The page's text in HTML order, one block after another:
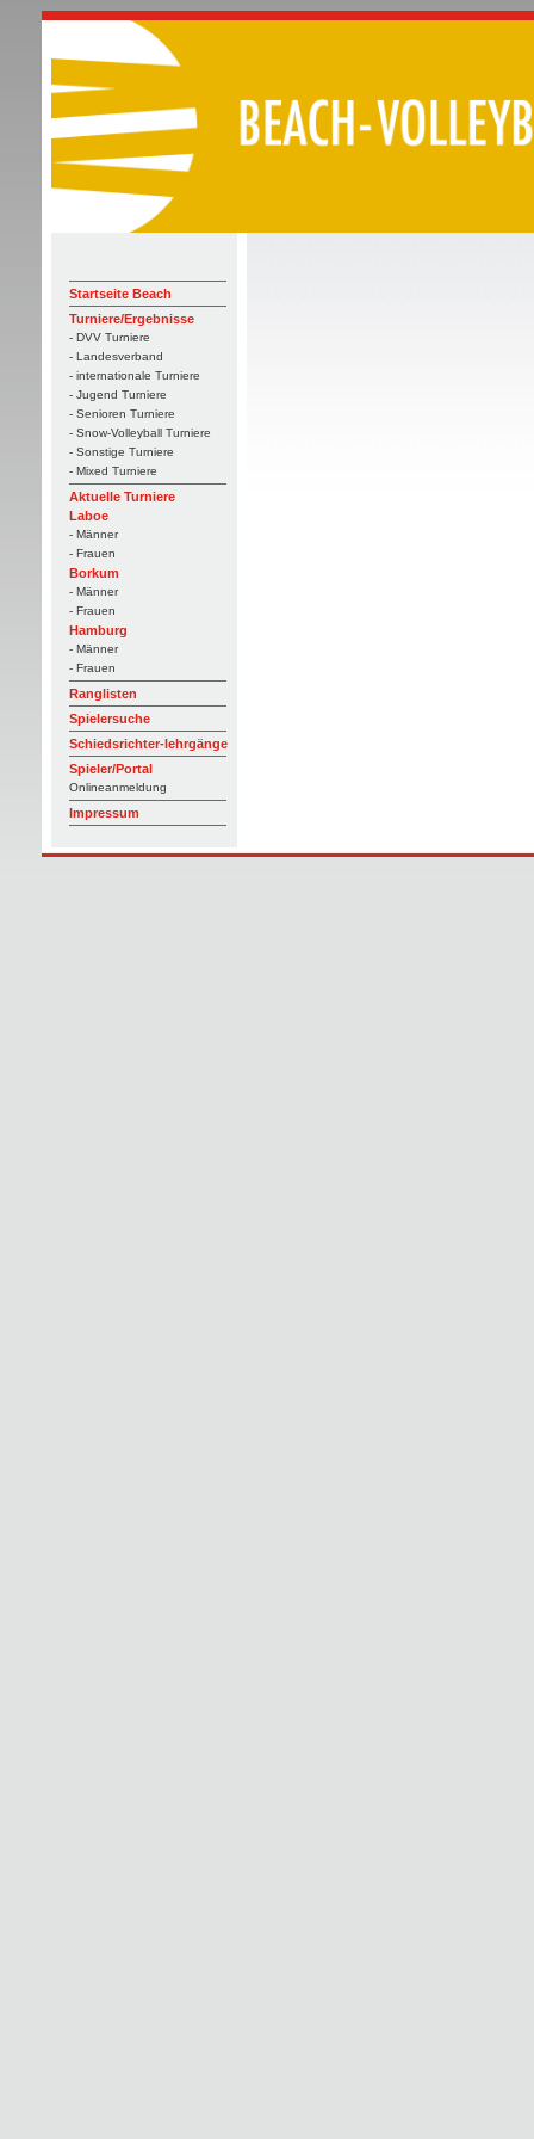
Startseite Beach
Turniere/Ergebnisse
- DVV Turniere
- Landesverband
- internationale Turniere
- Jugend Turniere
- Senioren Turniere
- Snow-Volleyball Turniere
- Sonstige Turniere
- Mixed Turniere
Aktuelle Turniere
Laboe
- Männer
- Frauen
Borkum
- Männer
- Frauen
Hamburg
- Männer
- Frauen
Ranglisten
Spielersuche
Schiedsrichter-lehrgänge
Spieler/Portal
Onlineanmeldung
Impressum